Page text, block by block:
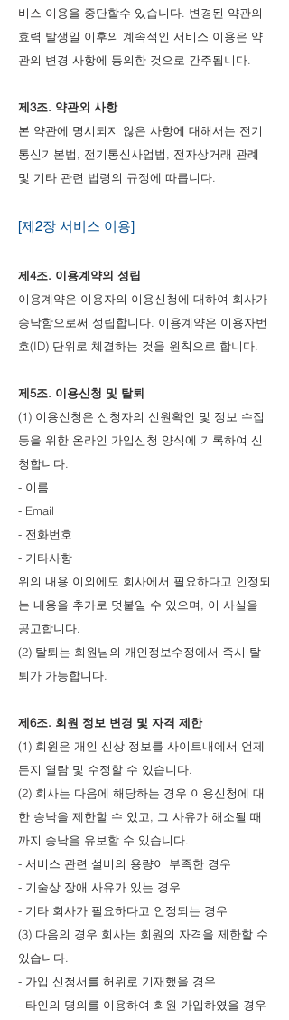
비스 이용을 중단할수 있습니다. 변경된 약관의
효력 발생일 이후의 계속적인 서비스 이용은 약
관의 변경 사항에 동의한 것으로 간주됩니다.
제3조. 약관외 사항
본 약관에 명시되지 않은 사항에 대해서는 전기
통신기본법, 전기통신사업법, 전자상거래 관례
및 기타 관련 법령의 규정에 따릅니다.
[제2장 서비스 이용]
제4조. 이용계약의 성립
이용계약은 이용자의 이용신청에 대하여 회사가
승낙함으로써 성립합니다. 이용계약은 이용자번
호(ID) 단위로 체결하는 것을 원칙으로 합니다.
제5조. 이용신청 및 탈퇴
(1) 이용신청은 신청자의 신원확인 및 정보 수집
등을 위한 온라인 가입신청 양식에 기록하여 신
청합니다.
- 이름
- Email
- 전화번호
- 기타사항
위의 내용 이외에도 회사에서 필요하다고 인정되
는 내용을 추가로 덧붙일 수 있으며, 이 사실을
공고합니다.
(2) 탈퇴는 회원님의 개인정보수정에서 즉시 탈
퇴가 가능합니다.
제6조. 회원 정보 변경 및 자격 제한
(1) 회원은 개인 신상 정보를 사이트내에서 언제
든지 열람 및 수정할 수 있습니다.
(2) 회사는 다음에 해당하는 경우 이용신청에 대
한 승낙을 제한할 수 있고, 그 사유가 해소될 때
까지 승낙을 유보할 수 있습니다.
- 서비스 관련 설비의 용량이 부족한 경우
- 기술상 장애 사유가 있는 경우
- 기타 회사가 필요하다고 인정되는 경우
(3) 다음의 경우 회사는 회원의 자격을 제한할 수
있습니다.
- 가입 신청서를 허위로 기재했을 경우
- 타인의 명의를 이용하여 회원 가입하였을 경우